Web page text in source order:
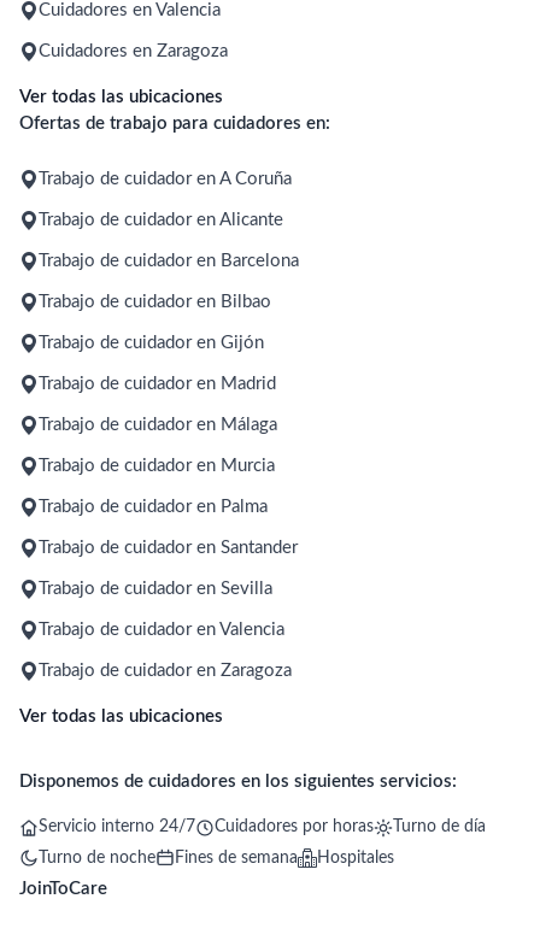
Cuidadores en Valencia
Cuidadores en Zaragoza
Ver todas las ubicaciones
Ofertas de trabajo para cuidadores en:
Trabajo de cuidador en A Coruña
Trabajo de cuidador en Alicante
Trabajo de cuidador en Barcelona
Trabajo de cuidador en Bilbao
Trabajo de cuidador en Gijón
Trabajo de cuidador en Madrid
Trabajo de cuidador en Málaga
Trabajo de cuidador en Murcia
Trabajo de cuidador en Palma
Trabajo de cuidador en Santander
Trabajo de cuidador en Sevilla
Trabajo de cuidador en Valencia
Trabajo de cuidador en Zaragoza
Ver todas las ubicaciones
Disponemos de cuidadores en los siguientes servicios:
Servicio interno 24/7 Cuidadores por horas
Turno de día
Turno de noche
Fines de semana Hospitales
JoinToCare